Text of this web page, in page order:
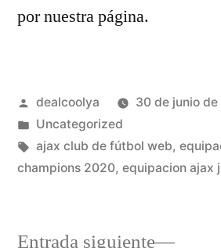
por nuestra página.
Publicado
por
dealcoolya
30 de junio
Publicado
en
Uncategorized
Etiquetas:
ajax club de fútbol web,
champions 2020, equipacion ajax
Entrada siguiente